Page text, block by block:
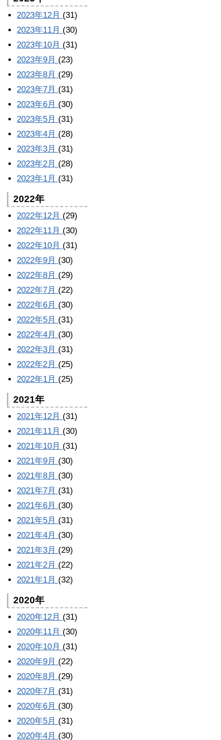
2023年12月 (31)
2023年11月 (30)
2023年10月 (31)
2023年9月 (23)
2023年8月 (29)
2023年7月 (31)
2023年6月 (30)
2023年5月 (31)
2023年4月 (28)
2023年3月 (31)
2023年2月 (28)
2023年1月 (31)
2022年
2022年12月 (29)
2022年11月 (30)
2022年10月 (31)
2022年9月 (30)
2022年8月 (29)
2022年7月 (22)
2022年6月 (30)
2022年5月 (31)
2022年4月 (30)
2022年3月 (31)
2022年2月 (25)
2022年1月 (25)
2021年
2021年12月 (31)
2021年11月 (30)
2021年10月 (31)
2021年9月 (30)
2021年8月 (30)
2021年7月 (31)
2021年6月 (30)
2021年5月 (31)
2021年4月 (30)
2021年3月 (29)
2021年2月 (22)
2021年1月 (32)
2020年
2020年12月 (31)
2020年11月 (30)
2020年10月 (31)
2020年9月 (22)
2020年8月 (29)
2020年7月 (31)
2020年6月 (30)
2020年5月 (31)
2020年4月 (30)